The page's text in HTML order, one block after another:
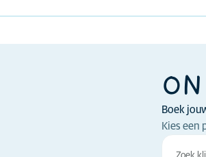
Boek
Kies een